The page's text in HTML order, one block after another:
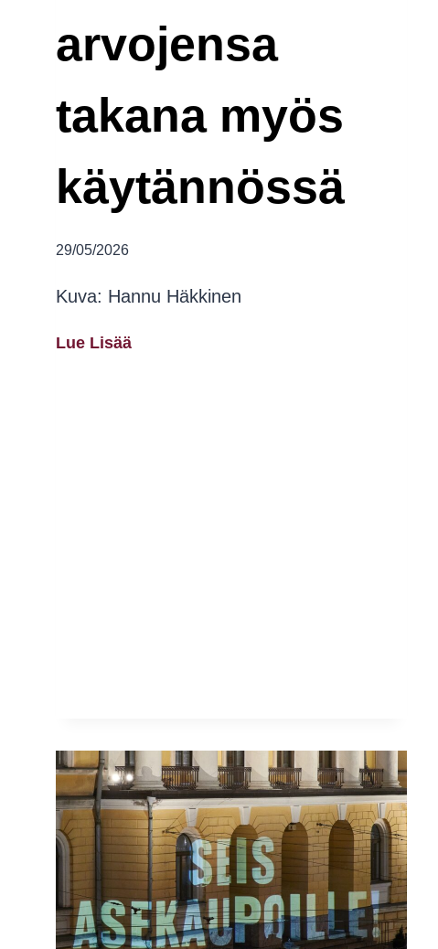
arvojensa
takana myös
käytännössä
29/05/2026
Kuva: Hannu Häkkinen
Lue Lisää